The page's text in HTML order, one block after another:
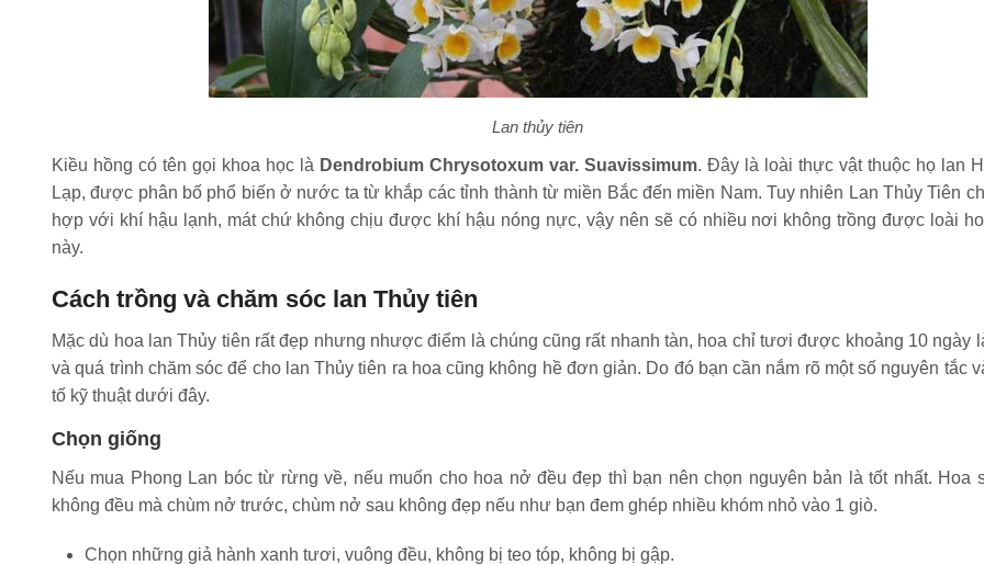
Lan thủy tiên
Kiều hồng có tên gọi khoa học là Dendrobium Chrysotoxum var. Suavissimum. Đây là loài thực vật thuộc họ lan
Lạp, được phân bố phổ biến ở nước ta từ khắp các tỉnh thành từ miền Bắc đến miền Nam. Tuy nhiên Lan Thủy Tiên
hợp với khí hậu lạnh, mát chứ không chịu được khí hậu nóng nực, vậy nên sẽ có nhiều nơi không trồng được loài
này.
Cách trồng và chăm sóc lan Thủy tiên
Mặc dù hoa lan Thủy tiên rất đẹp nhưng nhược điểm là chúng cũng rất nhanh tàn, hoa chỉ tươi được khoảng 10 ngày
và quá trình chăm sóc để cho lan Thủy tiên ra hoa cũng không hề đơn giản. Do đó bạn cần nắm rõ một số nguyên tắc
tố kỹ thuật dưới đây.
Chọn giống
Nếu mua Phong Lan bóc từ rừng về, nếu muốn cho hoa nở đều đẹp thì bạn nên chọn nguyên bản là tốt nhất. Hoa
không đều mà chùm nở trước, chùm nở sau không đẹp nếu như bạn đem ghép nhiều khóm nhỏ vào 1 giò.
Chọn những giả hành xanh tươi, vuông đều, không bị teo tóp, không bị gập.